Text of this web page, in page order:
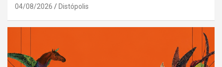
04/08/2026 Distópolis